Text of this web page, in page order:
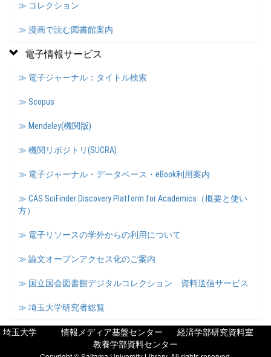
≫ コレクション
≫ 漫画で読む図書館案内
電子情報サービス
≫ 電子ジャーナル：タイトル検索
≫ Scopus
≫ Mendeley(機関版)
≫ 機関リポジトリ(SUCRA)
≫ 電子ジャーナル・データベース・eBook利用案内
≫ CAS SciFinder Discovery Platform for Academics（概要と使い
方）
≫ 電子リソースの学外からの利用について
≫ 論文オープンアクセス化のご案内
≫ 国立国会図書館デジタルコレクション 資料送信サービス
≫ 埼玉大学研究者総覧
埼玉大学 情報メディア基盤センター
経済学部研究資料室
教養学部資料センター